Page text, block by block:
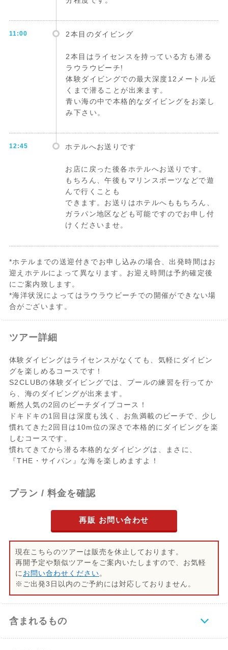
11:00 2本目のダイビング
2本目はライセンスを持っている方も潜る
ラウラウビーチ!
体験ダイビングでの最大深度12メートル近
くまで潜ることが出来ます。
青い海の中で本格的なダイビングをお楽し
み下さい。
12:45 ホテルへお送りです
お店に戻った後各ホテルへお送りです。
もちろん、午後もマリンスポーツなどで遊
んで行くことも
できます。お送りはホテルへももちろん、
ガラパン地区なども可能ですのでお申し付
けくださいませ。
*ホテルまでの送迎付きでお申し込みの場合、出発時間はお
迎えホテルによって異なります。お迎え時間は予約確定後
にご案内致します。
*海洋状況によってはラウラウビーチでの開催ができない場
合がございます。
ツアー詳細
体験ダイビングはライセンスがなくても、気軽にダイビン
グを楽しめるコースです！
S2CLUBの体験ダイビングでは、プールの練習を行ってか
ら、海のダイビングが出来ます。
断然人気の2回のビーチダイブコース！
ドキドキの1回目は深度も浅く、お魚満載のビーチで、少し
慣れてきた2回目は10m位の深さで本格的にダイビングを楽
しむコースです。
慣れてきてから潜る本格的なダイビングは、まさに、
『THE・サイパン』な海を楽しめますよ！
プラン / 料金を確認
再販 お問い合わせ
現在こちらのツアーは販売を休止しております。
再開予定や類似ツアーをご案内いたしますので、お気軽
にお問い合わせください。
※ご出発3日以内のご予約には対応しておりません。
含まれるもの